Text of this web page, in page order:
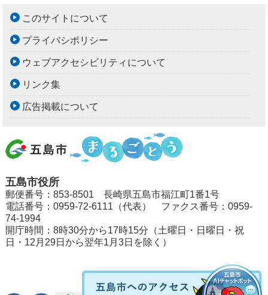
このサイトについて
プライバシポリシー
ウェブアクセシビリティについて
リンク集
広告掲載について
五島市役所
郵便番号：853-8501 長崎県五島市福江町1番1号
電話番号：0959-72-6111（代表） ファクス番号：0959-
74-1994
開庁時間：8時30分から17時15分（土曜日・日曜日・祝
日・12月29日から翌年1月3日を除く）